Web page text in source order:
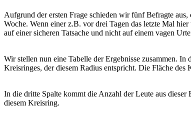
Aufgrund der ersten Frage schieden wir fünf Befragte
Woche. Wenn einer z.B. vor drei Tagen das letzte Mal
auf einer sicheren Tatsache und nicht auf einem vagen
Wir stellen nun eine Tabelle der Ergebnisse zusammen.
Kreisringes, der diesem Radius entspricht. Die Fläche
In die dritte Spalte kommt die Anzahl der Leute aus
diesem Kreisring.